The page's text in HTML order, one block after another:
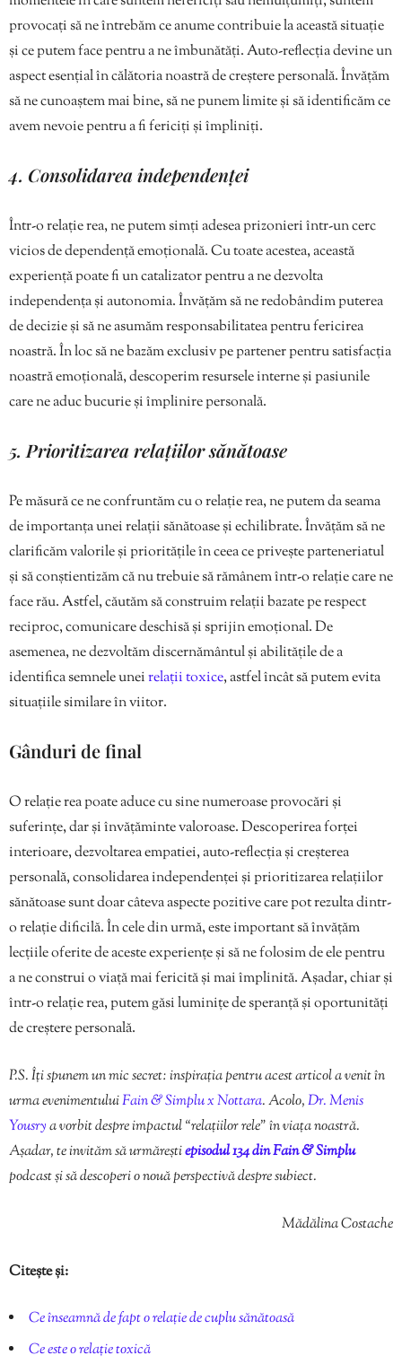
provocați să ne întrebăm ce anume contribuie la această situație
și ce putem face pentru a ne îmbunătăți. Auto-reflecția devine un
aspect esențial în călătoria noastră de creștere personală. Învățăm
să ne cunoaștem mai bine, să ne punem limite și să identificăm ce
avem nevoie pentru a fi fericiți și împliniți.
4. Consolidarea independenței
Într-o relație rea, ne putem simți adesea prizonieri într-un cerc
vicios de dependență emoțională. Cu toate acestea, această
experiență poate fi un catalizator pentru a ne dezvolta
independența și autonomia. Învățăm să ne redobândim puterea
de decizie și să ne asumăm responsabilitatea pentru fericirea
noastră. În loc să ne bazăm exclusiv pe partener pentru satisfacția
noastră emoțională, descoperim resursele interne și pasiunile
care ne aduc bucurie și împlinire personală.
5. Prioritizarea relațiilor sănătoase
Pe măsură ce ne confruntăm cu o relație rea, ne putem da seama
de importanța unei relații sănătoase și echilibrate. Învățăm să ne
clarificăm valorile și prioritățile în ceea ce privește parteneriatul
și să conștientizăm că nu trebuie să rămânem într-o relație care ne
face rău. Astfel, căutăm să construim relații bazate pe respect
reciproc, comunicare deschisă și sprijin emoțional. De
asemenea, ne dezvoltăm discernământul și abilitățile de a
identifica semnele uneirelații toxice, astfel încât să putem evita
situațiile similare în viitor.
Gânduri de final
O relație rea poate aduce cu sine numeroase provocări și
suferințe, dar și învățăminte valoroase. Descoperirea forței
interioare, dezvoltarea empatiei, auto-reflecția și creșterea
personală, consolidarea independenței și prioritizarea relațiilor
sănătoase sunt doar câteva aspecte pozitive care pot rezulta dintr-
o relație dificilă. În cele din urmă, este important să învățăm
lecțiile oferite de aceste experiențe și să ne folosim de ele pentru
a ne construi o viață mai fericită și mai împlinită. Așadar, chiar și
într-o relație rea, putem găsi luminițe de speranță și oportunități
de creștere personală.
P.S. Îți spunem un mic secret: inspirația pentru acest articol a venit în
urma evenimentuluiFain & Simplu x Nottara. Acolo,Dr. Menis
Yousrya vorbit despre impactul “relațiilor rele” în viața noastră.
Așadar, te invităm să urmăreștiepisodul 134 din Fain & Simplu
podcast și să descoperi o nouă perspectivă despre subiect.
Mădălina Costache
Citește și:
Ce înseamnă de fapt o relație de cuplu sănătoasă
Ce este o relație toxică